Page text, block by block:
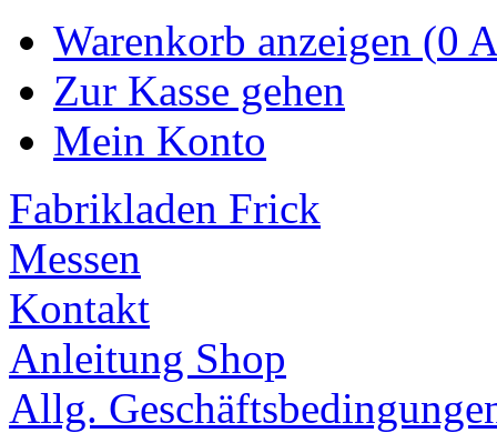
Warenkorb anzeigen (0
Zur Kasse gehen
Mein Konto
Fabrikladen Frick
Messen
Kontakt
Anleitung Shop
Allg.